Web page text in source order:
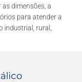
dimensões, a
para atender a
industrial, rural,